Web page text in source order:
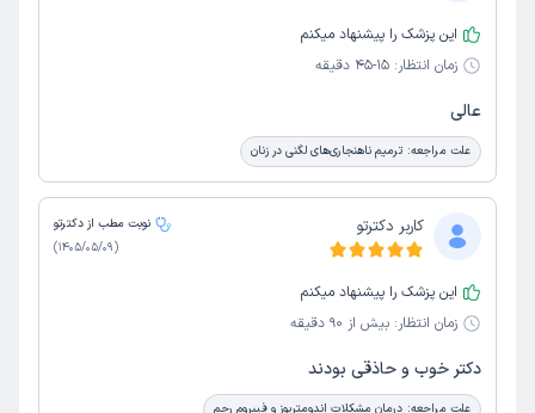
این پزشک را پیشنهاد میکنم
زمان انتظار: 15-45 دقیقه
عالی
علت مراجعه: ترمیم ناهنجاری‌های لگنی در زنان
کاربر دکترتو
نوبت مطب از دکترتو
(
1405/05/09
)
این پزشک را پیشنهاد میکنم
زمان انتظار: بیش از 90 دقیقه
دکتر خوب و حاذقی بودند
علت مراجعه: درمان مشکلات اندومتریوز و فیبروم رحم